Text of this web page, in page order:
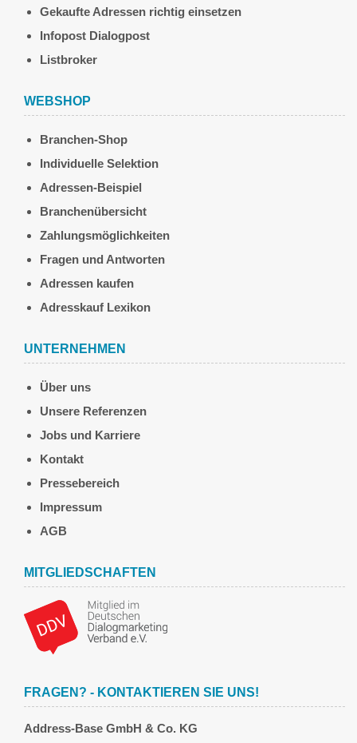
Gekaufte Adressen richtig einsetzen
Infopost Dialogpost
Listbroker
WEBSHOP
Branchen-Shop
Individuelle Selektion
Adressen-Beispiel
Branchenübersicht
Zahlungsmöglichkeiten
Fragen und Antworten
Adressen kaufen
Adresskauf Lexikon
UNTERNEHMEN
Über uns
Unsere Referenzen
Jobs und Karriere
Kontakt
Pressebereich
Impressum
AGB
MITGLIEDSCHAFTEN
FRAGEN? - KONTAKTIEREN SIE UNS!
Address-Base GmbH & Co. KG